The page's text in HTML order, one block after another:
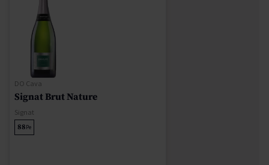
DO Cava
Signat Brut Nature
Signat
88Pe